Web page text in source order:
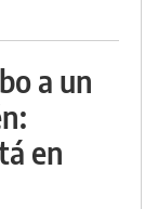
a un
en